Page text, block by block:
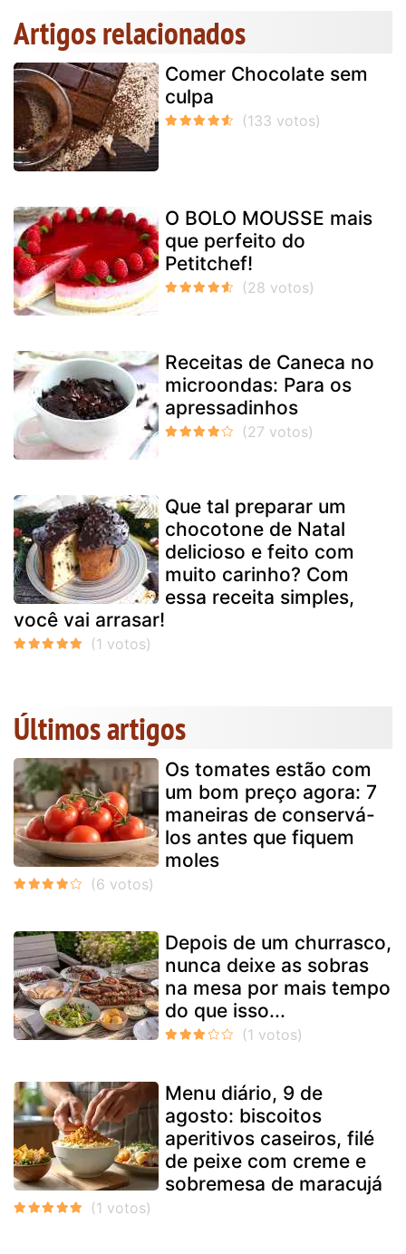
Artigos relacionados
Comer Chocolate sem
culpa
O BOLO MOUSSE mais
que perfeito do
Petitchef!
Receitas de Caneca no
microondas: Para os
apressadinhos
Que tal preparar um
chocotone de Natal
delicioso e feito com
muito carinho? Com
essa receita simples,
você vai arrasar!
Últimos artigos
Os tomates estão com
um bom preço agora: 7
maneiras de conservá-
los antes que fiquem
moles
Depois de um churrasco,
nunca deixe as sobras
na mesa por mais tempo
do que isso...
Menu diário, 9 de
agosto: biscoitos
aperitivos caseiros, filé
de peixe com creme e
sobremesa de maracujá